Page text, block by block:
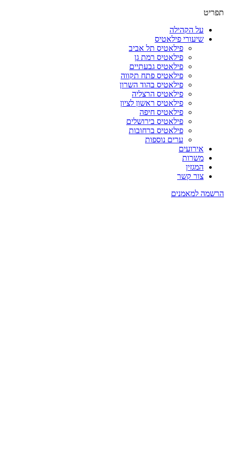
תפריט
על הקהילה
שיעורי פילאטיס
פילאטיס תל אביב
פילאטיס רמת גן
פילאטיס גבעתיים
פילאטיס פתח תקווה
פילאטיס בהוד השרון
פילאטיס הרצליה
פילאטיס ראשון לציון
פילאטיס חיפה
פילאטיס בירושלים
פילאטיס ברחובות
ערים נוספות
אירועים
משרות
המגזין
צור קשר
הרשמה למאמנים